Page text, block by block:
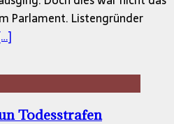
Parlament. Listengründer
Todesstrafen